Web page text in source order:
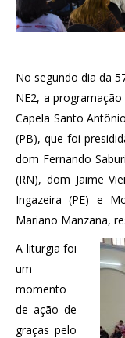
No segundo dia da
NE2, a
Capela Santo
(PB), que foi
dom Fernando
(RN), dom Jaime
Ingazeira (PE) e
Mariano Manzana,
A liturgia foi
um
momento
de ação de
graças pelo